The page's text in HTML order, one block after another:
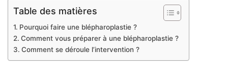
Table des matières
Pourquoi faire une blépharoplastie ?
Comment vous préparer à une blépharoplastie ?
Comment se déroule l’intervention ?